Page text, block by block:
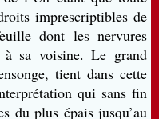
imprescriptibles de
dont les nervures
à sa voisine. Le grand
tient dans cette
qui sans fin
du plus épais jusqu’au